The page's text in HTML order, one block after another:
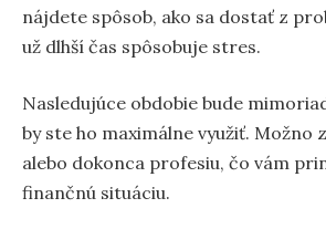
nájdete spôsob, ako sa dostať z
už dlhší čas spôsobuje stres.
Nasledujúce obdobie bude
by ste ho maximálne využiť. Možno
alebo dokonca profesiu, čo vám
finančnú situáciu.